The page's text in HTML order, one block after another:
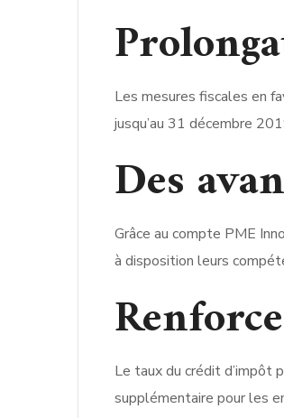
Les mesures fiscales en
jusqu’au 31 décembre
Des
Grâce au compte PME
à disposition leurs
Le taux du crédit d’impôt
supplémentaire pour les